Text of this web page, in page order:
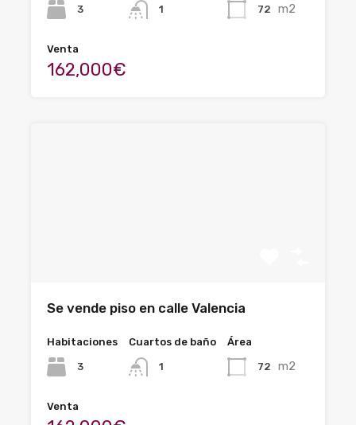
3 1 72 m2
Venta
162,000€
Se vende piso en calle Valencia
Habitaciones
3
Cuartos de baño
1
Área
72 m2
Venta